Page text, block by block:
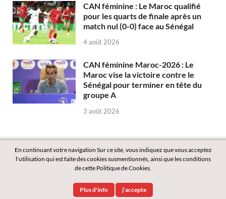
CAN féminine : Le Maroc qualifié
pour les quarts de finale après un
match nul (0-0) face au Sénégal
4 août 2026
CAN féminine Maroc-2026 : Le
Maroc vise la victoire contre le
Sénégal pour terminer en tête du
groupe A
3 août 2026
WordPressandHitMag.
En continuant votre navigation Sur ce site, vous indiquez que vous acceptez
l'utilisation qui est faite des cookies susmentionnés, ainsi que les conditions
de cette Politique de Cookies.
Plus d'info j'accepte